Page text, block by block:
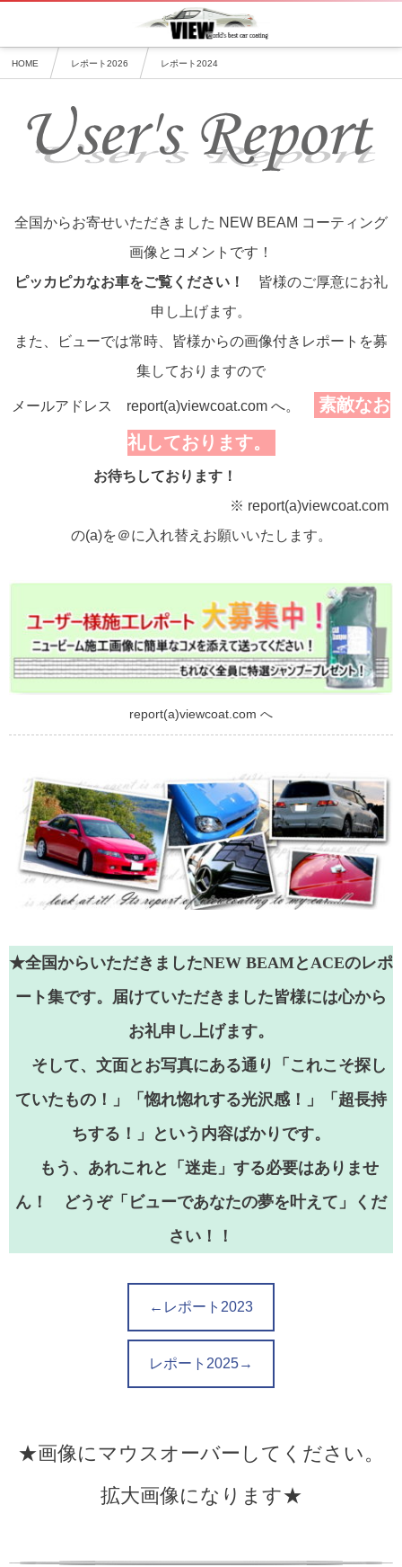
HOME レポート2026 レポート2024
全国からお寄せいただきました NEW BEAM コーティング
画像とコメントです！
ピッカピカなお車をご覧ください！ 皆様のご厚意にお礼
申し上げます。
また、ビューでは常時、皆様からの画像付きレポートを募
集しておりますので
メールアドレス report(a)viewcoat.com へ。
素敵なお
礼しております。
お待ちしております！
※ report(a)viewcoat.com
の(a)を＠に入れ替えお願いいたします。
report(a)viewcoat.com へ
★全国からいただきましたNEW BEAMとACEのレポ
ート集です。届けていただきました皆様には心から
お礼申し上げます。
そして、文面とお写真にある通り「これこそ探し
ていたもの！」「惚れ惚れする光沢感！」「超長持
ちする！」という内容ばかりです。
もう、あれこれと「迷走」する必要はありませ
ん！ どうぞ「ビューであなたの夢を叶えて」くだ
さい！！
←レポート2023
レポート2025→
★画像にマウスオーバーしてください。
拡大画像になります★